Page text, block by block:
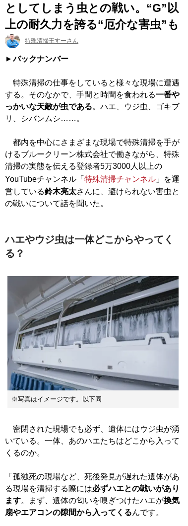
としてしまう虫との戦い。“G”以
上の耐久力を誇る“厄介な害虫”も
特殊清掃王すーさん
バックナンバー
特殊清掃の仕事をしていると様々な現場に遭遇
する。そのなかで、手間と時間を食われる一番や
っかいな天敵が虫である。ハエ、ウジ虫、ゴキブ
リ、シバンムシ……。
都内を中心にさまざまな現場で特殊清掃を手が
けるブルークリーン株式会社で働きながら、特殊
清掃の実態を伝える登録者5万3000人以上の
YouTubeチャンネル「 特殊清掃チャンネル 」を運
営している鈴木亮太さんに、避けられない害虫と
の戦いについて話を聞いた。
ハエやウジ虫は一体どこからやってく
る？
※写真はイメージです。以下同
密閉された現場でも必ず、遺体にはウジ虫が湧
いている。一体、あのハエたちはどこから入って
くるのか。
「孤独死の現場など、死後発見が遅れた遺体があ
る現場を清掃する際には必ずハエとの戦いがあり
ます。まず、遺体の匂いを嗅ぎつけたハエが換気
扇やエアコンの隙間から入ってくるんです。